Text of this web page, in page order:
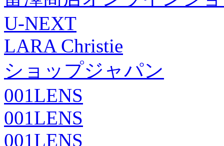
U-NEXT
LARA Christie
ショップジャパン
001LENS
001LENS
001LENS